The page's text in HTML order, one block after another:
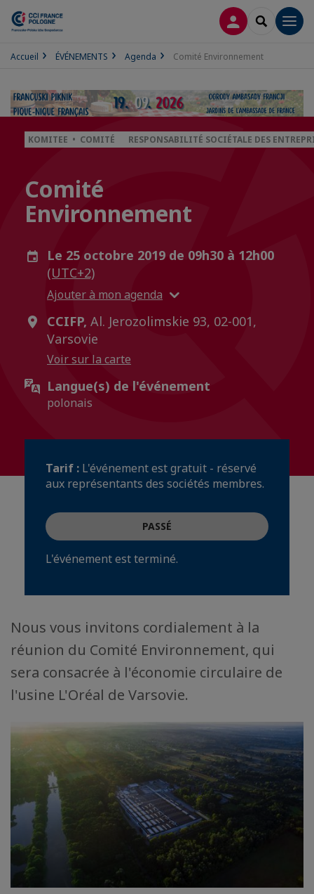
CONNEXION
Accueil ÉVÉNEMENTS Agenda Comité Environnement
KOMITEE • COMITÉ RESPONSABILITÉ SOCIÉTALE DES
Comité
Environnement
Le 25 octobre 2019 de 09h30 à 12h00
(UTC+2)
Ajouter à mon agenda
CCIFP, Al. Jerozolimskie 93, 02-001,
Varsovie
Voir sur la carte
Langue(s) de l'événement
polonais
Tarif : L'événement est gratuit - réservé
aux représentants des sociétés membres.
PASSÉ
L'événement est terminé.
Nous vous invitons cordialement à la
réunion du Comité Environnement, qui
sera consacrée à l'économie circulaire de
l'usine L'Oréal de Varsovie.